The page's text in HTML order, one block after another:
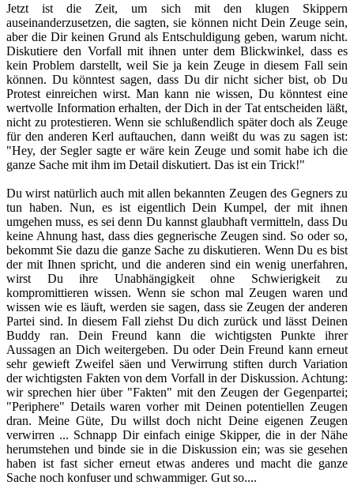
Jetzt ist die Zeit, um sich mit den klugen Skippern
auseinanderzusetzen, die sagten, sie können nicht Dein Zeuge sein,
aber die Dir keinen Grund als Entschuldigung geben, warum nicht.
Diskutiere den Vorfall mit ihnen unter dem Blickwinkel, dass es
kein Problem darstellt, weil Sie ja kein Zeuge in diesem Fall sein
können. Du könntest sagen, dass Du dir nicht sicher bist, ob Du
Protest einreichen wirst. Man kann nie wissen, Du könntest eine
wertvolle Information erhalten, der Dich in der Tat entscheiden läßt,
nicht zu protestieren. Wenn sie schlußendlich später doch als Zeuge
für den anderen Kerl auftauchen, dann weißt du was zu sagen ist:
"Hey, der Segler sagte er wäre kein Zeuge und somit habe ich die
ganze Sache mit ihm im Detail diskutiert. Das ist ein Trick!"
Du wirst natürlich auch mit allen bekannten Zeugen des Gegners zu
tun haben. Nun, es ist eigentlich Dein Kumpel, der mit ihnen
umgehen muss, es sei denn Du kannst glaubhaft vermitteln, dass Du
keine Ahnung hast, dass dies gegnerische Zeugen sind. So oder so,
bekommt Sie dazu die ganze Sache zu diskutieren. Wenn Du es bist
der mit Ihnen spricht, und die anderen sind ein wenig unerfahren,
wirst Du ihre Unabhängigkeit ohne Schwierigkeit zu
kompromittieren wissen. Wenn sie schon mal Zeugen waren und
wissen wie es läuft, werden sie sagen, dass sie Zeugen der anderen
Partei sind. In diesem Fall ziehst Du dich zurück und lässt Deinen
Buddy ran. Dein Freund kann die wichtigsten Punkte ihrer
Aussagen an Dich weitergeben. Du oder Dein Freund kann erneut
sehr gewieft Zweifel säen und Verwirrung stiften durch Variation
der wichtigsten Fakten von dem Vorfall in der Diskussion. Achtung:
wir sprechen hier über "Fakten" mit den Zeugen der Gegenpartei;
"Periphere" Details waren vorher mit Deinen potentiellen Zeugen
dran. Meine Güte, Du willst doch nicht Deine eigenen Zeugen
verwirren ... Schnapp Dir einfach einige Skipper, die in der Nähe
herumstehen und binde sie in die Diskussion ein; was sie gesehen
haben ist fast sicher erneut etwas anderes und macht die ganze
Sache noch konfuser und schwammiger. Gut so....